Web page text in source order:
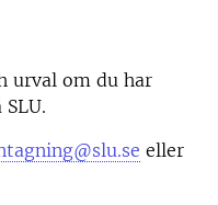
urval om du har
eller